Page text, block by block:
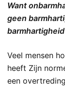
Want
geen
Veel mensen
heeft Zijn
een